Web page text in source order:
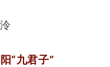
“九君子”